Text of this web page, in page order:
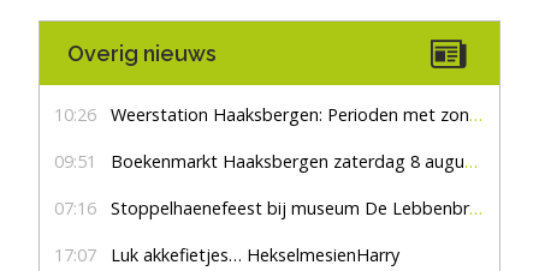
Overig nieuws
10:26 Weerstation Haaksbergen: Perioden met zon en droog
09:51 Boekenmarkt Haaksbergen zaterdag 8 augustus, marktplein Haaksbergen
07:16 Stoppelhaenefeest bij museum De Lebbenbrugge
17:07 Luk akkefietjes… HekselmesienHarry